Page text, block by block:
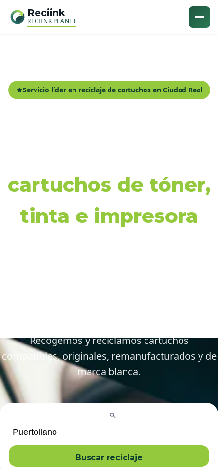
Reciink
RECIINK PLANET
Servicio líder en reciclaje de cartuchos en Ciudad Real
cartuchos de tóner,
tinta e impresora
Recogemos y reciclamos cartuchos
compatibles, originales, remanufacturados y de
marca blanca.
Buscar reciclaje